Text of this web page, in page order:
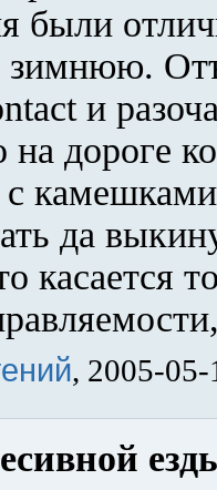
были
и
дороге
с
да
касается
, 2005-05-